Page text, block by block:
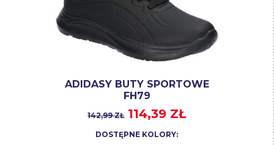
ADIDASY BUTY SPORTOWE
FH79
142,99 ZŁ 114,39 ZŁ
DOSTĘPNE KOLORY: